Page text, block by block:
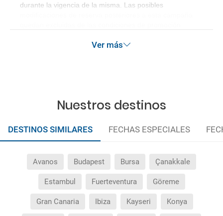
durante la vigencia de la misma. Las posibles
Ver más
Nuestros destinos
DESTINOS SIMILARES FECHAS ESPECIALES
Avanos Budapest Bursa Çanakkale
Estambul Fuerteventura Göreme
Gran Canaria Ibiza Kayseri Konya